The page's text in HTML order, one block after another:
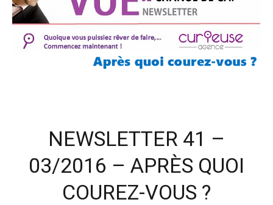
NEWSLETTER 41 –
03/2016 – APRÈS QUOI
COUREZ-VOUS ?